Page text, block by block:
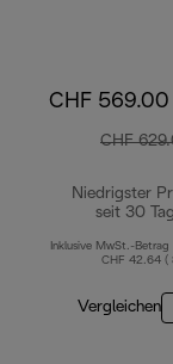
CHF 569.00
CHF
Niedrigster
seit 30
Inklusive MwSt.-Betrag
CHF 42.64 (
Vergleichen